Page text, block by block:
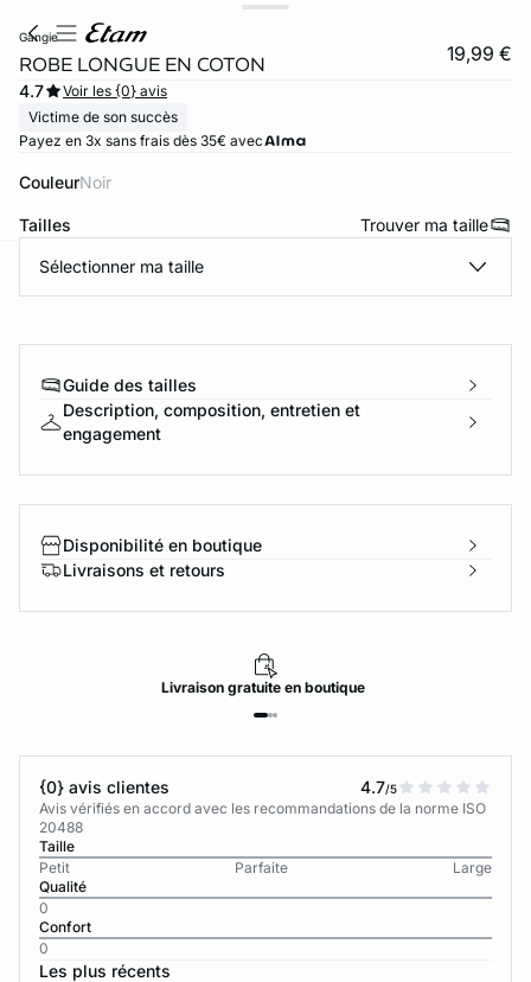
gangie
ROBE LONGUE EN COTON 19,99 €
4.7
Voir les {0} avis
Victime de son succès
Payez en 3x sans frais dès 35€ avec
Couleur noir
Tailles Trouver ma taille
Sélectionner ma taille
Guide des tailles
Description, composition, entretien et
engagement
Disponibilité en boutique
Livraisons et retours
Livraisongratuiteen boutique
{0} avis clientes 4.7/5
Avis vérifiés en accord avec les recommandations de la norme ISO
20488
Taille
Petit
Parfaite
Large
Qualité
0
Confort
0
Les plus récents